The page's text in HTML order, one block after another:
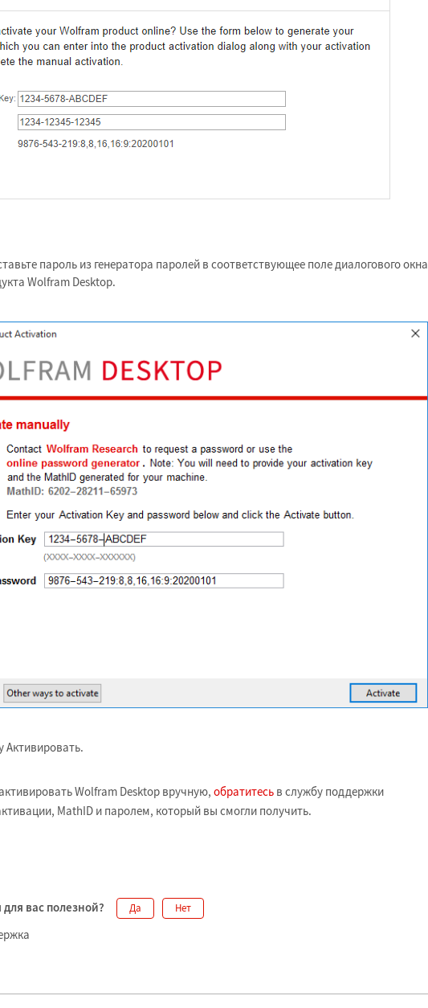
пароль из генератора паролей в соответствующее поле диалогового окна
Wolfram Desktop.
Активировать.
Wolfram Desktop вручную, обратитесь в службу поддержки
MathID и паролем, который вы смогли получить.
вас полезной? Да Нет